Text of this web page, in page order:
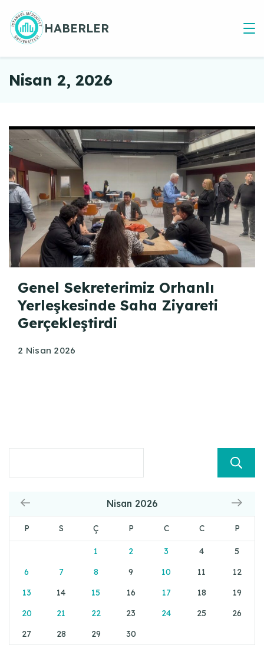
Skip
to
content
HABERLER
Nisan 2, 2026
Genel Sekreterimiz Orhanlı
Yerleşkesinde Saha Ziyareti
Gerçekleştirdi
2 Nisan 2026
Nisan 2026
P S Ç P C C P
1 2 3 4
5
6
7 8 9 10 11
12
13
14 15 16 17 18
19
20
21 22 23 24 25
26
27
28 29 30